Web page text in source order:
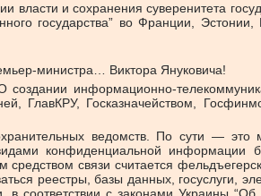
и сохранения суверенитета
государства” во Франции,
министра… Виктора Януковича!
информационно-
ГлавКРУ, Госказначейством,
ведомств. По сути — это
конфиденциальной информации
связи считается
реестры, базы данных, госуслуги,